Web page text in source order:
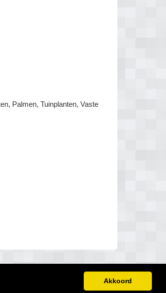
Akkoord
Palmen, Tuinplanten, Vaste